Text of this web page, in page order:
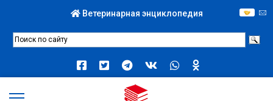
Ветеринарная энциклопедия